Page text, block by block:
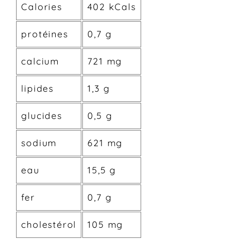
Calories 402 kCals
protéines 0,7 g
calcium 721 mg
lipides 1,3 g
glucides 0,5 g
sodium 621 mg
eau 15,5 g
fer 0,7 g
cholestérol 105 mg